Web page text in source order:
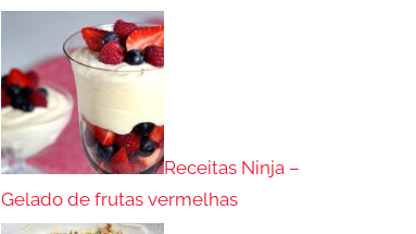
Receitas Ninja –
Gelado de frutas vermelhas